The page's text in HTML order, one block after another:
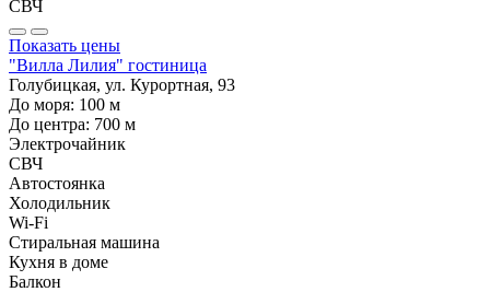
СВЧ
Показать цены
"Вилла Лилия" гостиница
Голубицкая, ул. Курортная, 93
До моря: 100 м
До центра: 700 м
Электрочайник
СВЧ
Автостоянка
Холодильник
Wi-Fi
Стиральная машина
Кухня в доме
Балкон